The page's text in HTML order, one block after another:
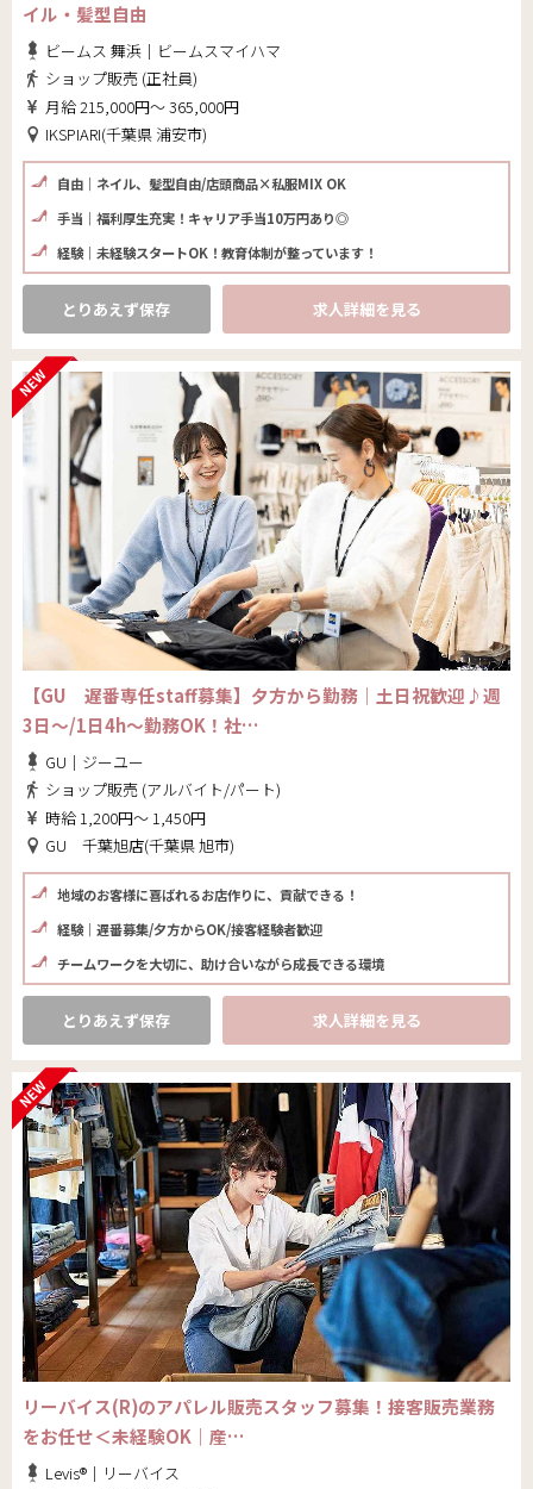
イル・髪型自由
ビームス 舞浜｜ビームスマイハマ
ショップ販売 (正社員)
月給 215,000円～ 365,000円
IKSPIARI(千葉県 浦安市)
自由｜ネイル、髪型自由/店頭商品×私服MIX OK
手当｜福利厚生充実！キャリア手当10万円あり◎
経験｜未経験スタートOK！教育体制が整っています！
とりあえず保存 求人詳細を見る
【GU 遅番専任staff募集】夕方から勤務｜土日祝歓迎♪週
3日～/1日4h～勤務OK！社…
GU｜ジーユー
ショップ販売 (アルバイト/パート)
時給 1,200円～ 1,450円
GU 千葉旭店(千葉県 旭市)
地域のお客様に喜ばれるお店作りに、貢献できる！
経験｜遅番募集/夕方からOK/接客経験者歓迎
チームワークを大切に、助け合いながら成長できる環境
とりあえず保存 求人詳細を見る
リーバイス(R)のアパレル販売スタッフ募集！接客販売業務
をお任せ＜未経験OK｜産…
Levis®｜リーバイス